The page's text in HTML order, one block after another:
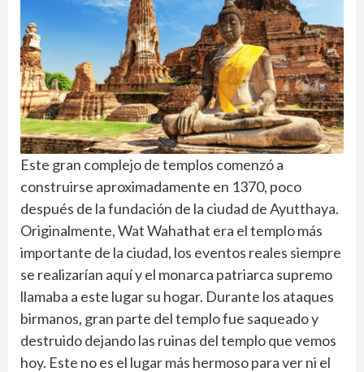
Este gran complejo de templos comenzó a
construirse aproximadamente en 1370, poco
después de la fundación de la ciudad de Ayutthaya.
Originalmente, Wat Wahathat era el templo más
importante de la ciudad, los eventos reales siempre
se realizarían aquí y el monarca patriarca supremo
llamaba a este lugar su hogar. Durante los ataques
birmanos, gran parte del templo fue saqueado y
destruido dejando las ruinas del templo que vemos
hoy. Este no es el lugar más hermoso para ver ni el